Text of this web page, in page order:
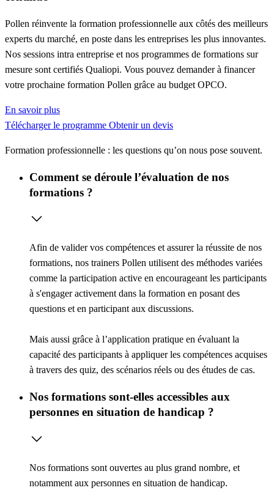
Pollen réinvente la formation professionnelle aux côtés des meilleurs
experts du marché, en poste dans les entreprises les plus innovantes.
Nos sessions intra entreprise et nos programmes de formations sur
mesure sont certifiés Qualiopi. Vous pouvez demander à financer
votre prochaine formation Pollen grâce au budget OPCO.
En savoir plus
Télécharger le programme Obtenir un devis
Formation professionnelle : les questions qu’on nous pose souvent.
Comment se déroule l’évaluation de nos
formations ?
Afin de valider vos compétences et assurer la réussite de nos
formations, nos trainers Pollen utilisent des méthodes variées
comme la participation active en encourageant les participants
à s'engager activement dans la formation en posant des
questions et en participant aux discussions.
Mais aussi grâce à l’application pratique en évaluant la
capacité des participants à appliquer les compétences acquises
à travers des quiz, des scénarios réels ou des études de cas.
Nos formations sont-elles accessibles aux
personnes en situation de handicap ?
Nos formations sont ouvertes au plus grand nombre, et
notamment aux personnes en situation de handicap.